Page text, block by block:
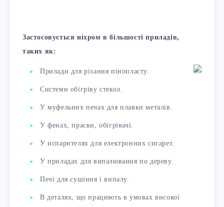
Застосовується ніхром в більшості приладів,
таких як:
Прилади для різання пінопласту.
Системи обігріву стекол.
У муфельних печах для плавки металів.
У фенах, праски, обігрівачі.
У испарителях для електронних сигарет.
У приладах для випалювання по дереву.
Печі для сушіння і випалу.
В деталях, що працюють в умовах високої